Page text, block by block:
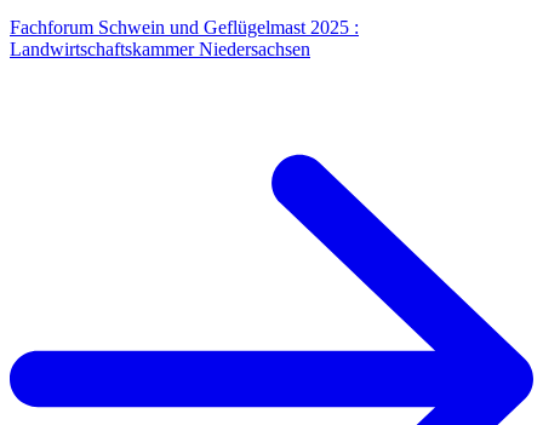
Fachforum Schwein und Geflügelmast 2025 :
Landwirtschaftskammer Niedersachsen